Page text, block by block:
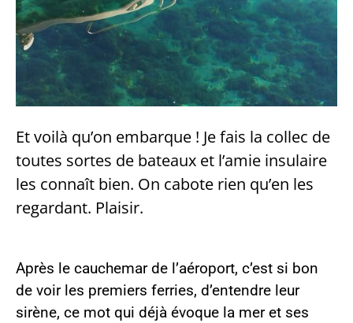
Et voilà qu’on embarque ! Je fais la collec de
toutes sortes de bateaux et l’amie insulaire
les connaît bien. On cabote rien qu’en les
regardant. Plaisir.
Après le cauchemar de l’aéroport, c’est si bon
de voir les premiers ferries, d’entendre leur
sirène, ce mot qui déjà évoque la mer et ses